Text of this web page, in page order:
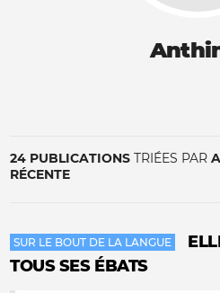
24 PUBLICATIONS TRIÉES PAR
RÉCENTE
SUR LE BOUT DE LA LANGUE
TOUS SES ÉBATS